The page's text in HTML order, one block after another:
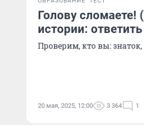
Голову
истории:
Проверим, кто вы:
20 мая, 2025, 12:00 3 364 1